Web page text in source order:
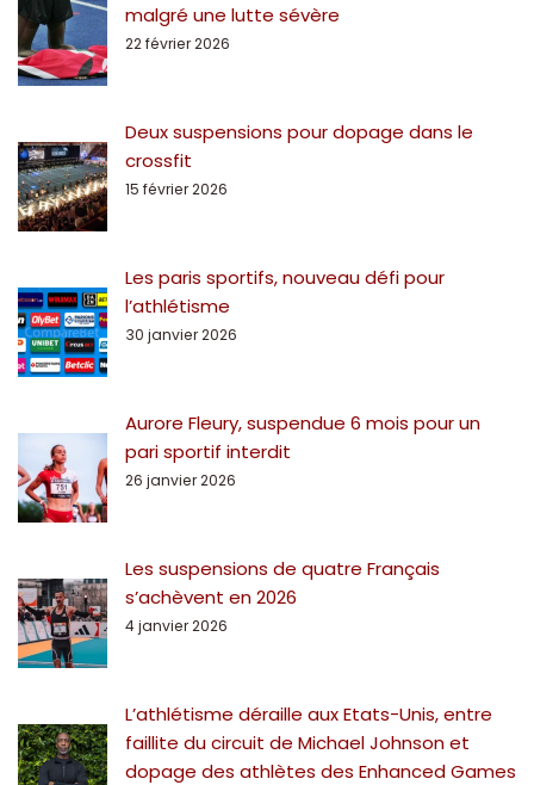
malgré une lutte sévère
22 février 2026
Deux suspensions pour dopage dans le
crossfit
15 février 2026
Les paris sportifs, nouveau défi pour
l’athlétisme
30 janvier 2026
Aurore Fleury, suspendue 6 mois pour un
pari sportif interdit
26 janvier 2026
Les suspensions de quatre Français
s’achèvent en 2026
4 janvier 2026
L’athlétisme déraille aux Etats-Unis, entre
faillite du circuit de Michael Johnson et
dopage des athlètes des Enhanced Games